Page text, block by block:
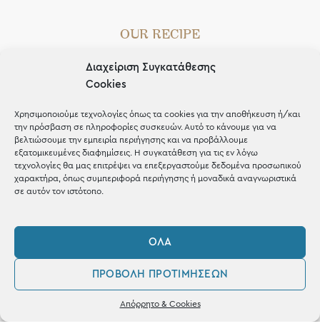
Διαχείριση Συγκατάθεσης
Cookies
Χρησιμοποιούμε τεχνολογίες όπως τα cookies για την αποθήκευση ή/και
την πρόσβαση σε πληροφορίες συσκευών. Αυτό το κάνουμε για να
βελτιώσουμε την εμπειρία περιήγησης και να προβάλλουμε
εξατομικευμένες διαφημίσεις. Η συγκατάθεση για τις εν λόγω
τεχνολογίες θα μας επιτρέψει να επεξεργαστούμε δεδομένα προσωπικού
χαρακτήρα, όπως συμπεριφορά περιήγησης ή μοναδικά αναγνωριστικά
σε αυτόν τον ιστότοπο.
ΌΛΑ
ΠΡΟΒΟΛΉ ΠΡΟΤΙΜΉΣΕΩΝ
Απόρρητο & Cookies
OUR RECIPE
Gifts
Blog
Shop the look
ΚΑΤΑΣΤΗΜΑ
Σταθά 17, 38221 Βόλος
2421 217300
Δευ / Τετ / Σαβ: 09:00 - 15:00
Φίλτρα
0